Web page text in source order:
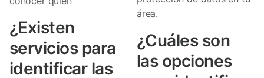
¿Existen
servicios para
identificar las
área.
¿Cuáles son
las opciones